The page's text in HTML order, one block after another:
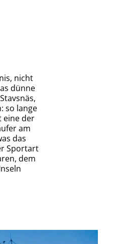
nicht
dünne
so lange
eine der
am
das
Sportart
dem
von Stockholm.